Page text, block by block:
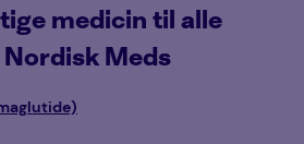
medicin til alle
Meds